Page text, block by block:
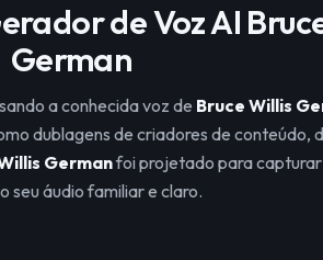
de Voz AI
German
a conhecida voz de Bruce Willis
dublagens de criadores de conteúdo,
Germanfoi projetado para
seu áudio familiar e claro.